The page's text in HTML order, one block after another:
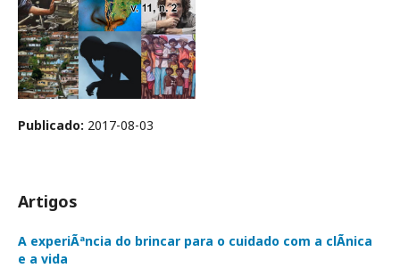
Publicado: 2017-08-03
Artigos
A experiÃªncia do brincar para o cuidado com a clÃ­nica
e a vida